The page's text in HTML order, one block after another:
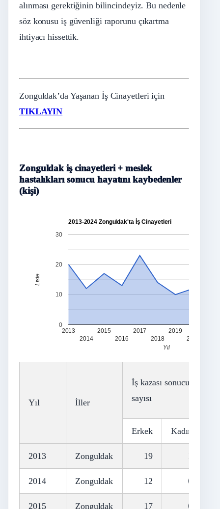
alınması gerektiğinin bilincindeyiz. Bu nedenle
söz konusu iş güvenliği raporunu çıkartma
ihtiyacı hissettik.
Zonguldak’da Yaşanan İş Cinayetleri için
TIKLAYIN
Zonguldak iş cinayetleri + meslek
hastalıkları sonucu hayatını kaybedenler
(kişi)
2013-2024 Zonguldak'ta İş Cinayetleri
2013
2014
2015
2016
2017
2018
2019
2020
0
10
20
30
Yıl
Liste
Yıl İller
İş kazası sonucu ölen
sayısı
Erkek Kadın
2013 Zonguldak 19 1
2014 Zonguldak 12 0
2015 Zonguldak 17 0